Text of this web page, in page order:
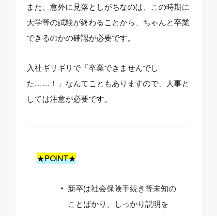
また、意外に見落としがちなのは、この時期に
大学等の試験が終わることから、ちゃんと卒業
できるのかの確認が必要です。
入社ギリギリで「卒業できませんでし
た……！」なんてこともありますので、人事と
しては注意が必要です。
★POINT★
新卒は社会保険手続き等未知の
ことばかり、しっかり説明を